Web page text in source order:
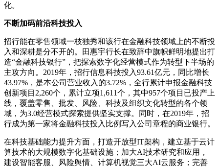
化。
不断加码前沿科技投入
招行能在零售领域一枝独秀和该行在金融科技领域上的不断投
入和深耕是分不开的。田惠宇行长在致辞中旗帜鲜明地提出打
造“金融科技银行”，把探索数字化经营模式作为转型下半场的
主攻方向。2019年，招行信息科技投入93.61亿元，同比增长
43.97%，是本公司营业收入的3.72%，全行累计申报金融科技
创新项目2,260个，累计立项1,611个，其中957个项目已投产上
线，覆盖零售、批发、风险、科技及组织文化转型的各个领
域，为3.0经营模式探索提供坚实支撑。同时，在2019年，招
行成为第一家将金融科技投入比例写入公司章程的商业银行。
在科技基础能力提升方面，打造开放型IT架构，建立基于云计
算技术的大规模数字化基础设施；加大AI技术研究和应用，
建设智能客服、风险舆情、计算机视觉三大AI云服务；完善